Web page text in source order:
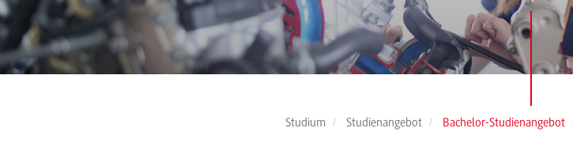
Studium Studienangebot Bachelor-Studienangebot